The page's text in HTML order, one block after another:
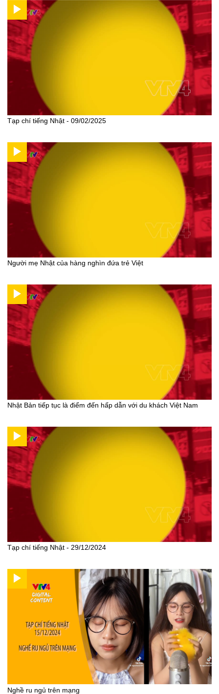
Tạp chí tiếng Nhật - 09/02/2025
Người mẹ Nhật của hàng nghìn đứa trẻ Việt
Nhật Bản tiếp tục là điểm đến hấp dẫn với du khách Việt Nam
Tạp chí tiếng Nhật - 29/12/2024
Nghề ru ngủ trên mạng